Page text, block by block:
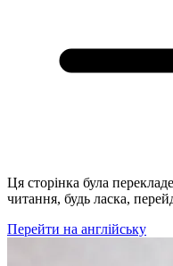
Ця сторінка була
читання, будь ласка,
Перейти на англійську